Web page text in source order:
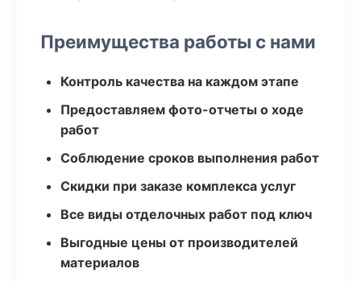
Преимущества работы с нами
Контроль качества на каждом этапе
Предоставляем фото-отчеты о ходе
работ
Соблюдение сроков выполнения работ
Скидки при заказе комплекса услуг
Все виды отделочных работ под ключ
Выгодные цены от производителей
материалов